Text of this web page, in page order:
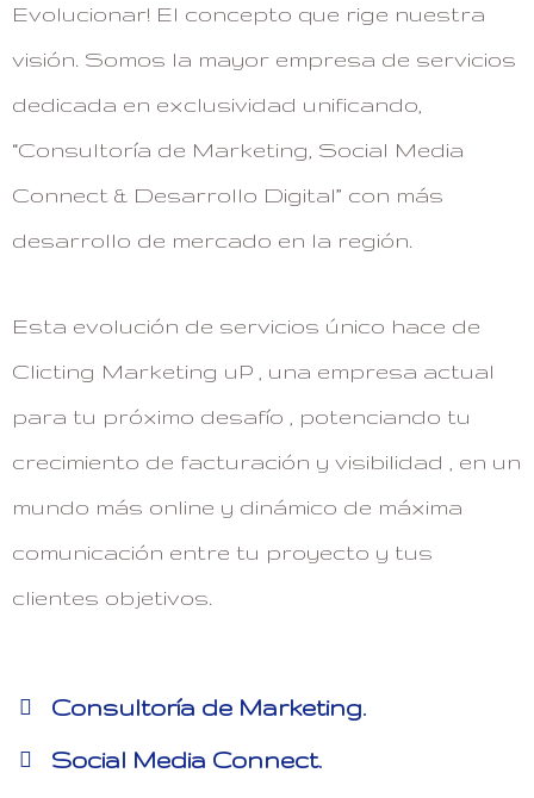
Evolucionar! El concepto que rige nuestra
visión. Somos la mayor empresa de servicios
dedicada en exclusividad unificando,
“Consultoría de Marketing, Social Media
Connect & Desarrollo Digital” con más
desarrollo de mercado en la región.
Esta evolución de servicios único hace de
Clicting Marketing uP , una empresa actual
para tu próximo desafío , potenciando tu
crecimiento de facturación y visibilidad , en un
mundo más online y dinámico de máxima
comunicación entre tu proyecto y tus
clientes objetivos.
Consultoría de Marketing.
Social Media Connect.